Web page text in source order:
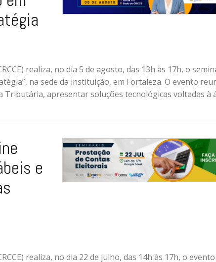
realiza, no dia 5 de agosto, das 13h às 17h, o
na sede da instituição, em Fortaleza. O evento
Tributária, apresentar soluções tecnológicas voltadas à
e
realiza, no dia 22 de julho, das 14h às 17h, o